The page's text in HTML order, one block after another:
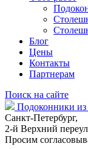
Блог
Цены
Контакты
Партнерам
Поиск на сайте
Подоконники из
Санкт-Петербург,
2-й Верхний
Просим